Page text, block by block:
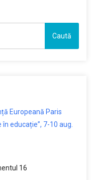
Europeană Paris
educație”, 7-10 aug.
16